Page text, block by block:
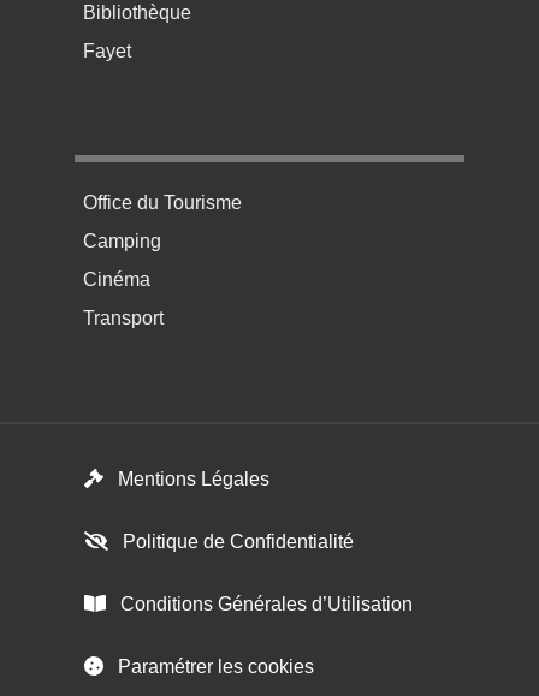
Bibliothèque
Fayet
Menu pratique bas de page 4
Office du Tourisme
Camping
Cinéma
Transport
Mentions Légales
Politique de Confidentialité
Conditions Générales d’Utilisation
Paramétrer les cookies